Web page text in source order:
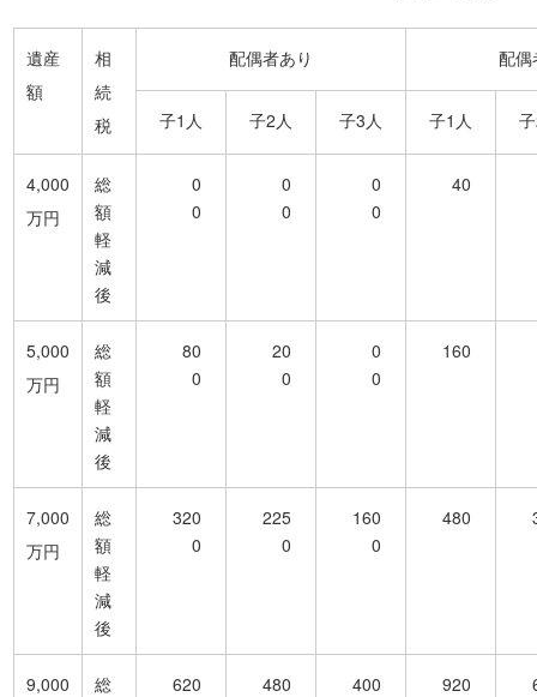
遺産
額
相
続
税
配偶者あり 配偶
子1人 子2人 子3人 子1人
4,000
万円
総
額
軽
減
後
0
0
0
0
0
0
40
5,000
万円
総
額
軽
減
後
80
0
20
0
0
0
160
7,000
万円
総
額
軽
減
後
320
0
225
0
160
0
480
9,000
総
620
480
400
920